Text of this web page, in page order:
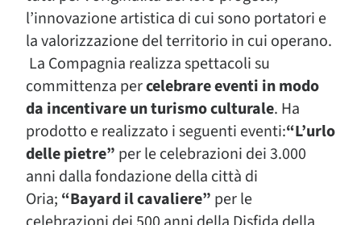
l’innovazione artistica di cui sono portatori e
la valorizzazione del territorio in cui operano.
La Compagnia realizza spettacoli su
committenza percelebrare eventi in modo
da incentivare un turismo culturale. Ha
prodotto e realizzato i seguenti eventi:“L’urlo
delle pietre” per le celebrazioni dei 3.000
anni dalla fondazione della città di
Oria; “Bayard il cavaliere” per le